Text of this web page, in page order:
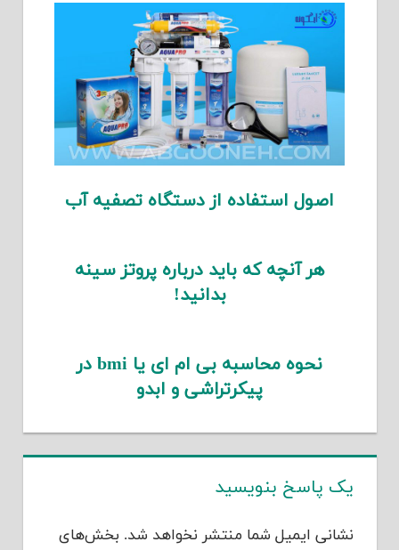
اصول استفاده از دستگاه تصفیه آب
هر آنچه که باید درباره پروتز سینه
بدانید!
نحوه محاسبه بی ام ای یا bmi در
پیکرتراشی و ابدو
یک پاسخ بنویسید
نشانی ایمیل شما منتشر نخواهد شد. بخش‌های